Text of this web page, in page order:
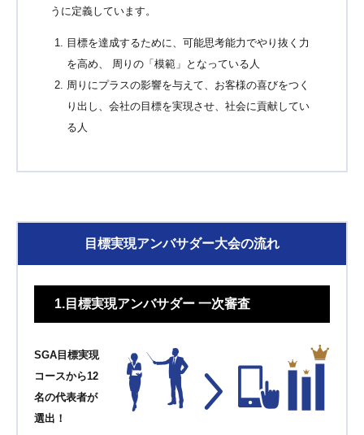
うに定義しています。
目標を達成するために、可能思考能力でやり抜く力
を高め、 周りの「模範」となっている人
周りにプラスの影響を与えて、お客様の喜びをつく
り出し、会社の目標を実現させ、社会に貢献してい
る人
目標実現アンバサダー大会の流れ
1.目標実現アンバサダー 一次審査
SGA目標実現
コースから12
名の代表者が
選出！